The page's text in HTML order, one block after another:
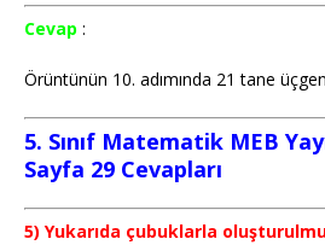
Cevap :
Örüntünün 10. adımında 21 tane
5. Sınıf Matematik MEB
Sayfa 29 Cevapları
5) Yukarıda çubuklarla